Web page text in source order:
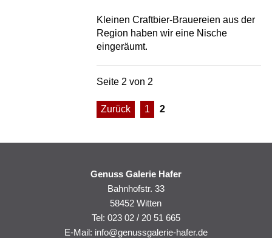
Kaffeerösterei
Kleinen Craftbier-Brauereien aus der
Region haben wir eine Nische
eingeräumt.
Seite 2 von 2
Zurück 1 2
Genuss Galerie Hafer
Bahnhofstr. 33
58452 Witten
Tel: 023 02 / 20 51 665
E-Mail: info@genussgalerie-hafer.de